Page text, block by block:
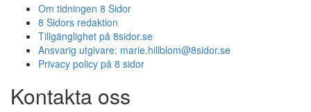
Om tidningen 8 Sidor
8 Sidors redaktion
Tillgänglighet på 8sidor.se
Ansvarig utgivare: marie.hillblom@8sidor.se
Privacy policy på 8 sidor
Kontakta oss